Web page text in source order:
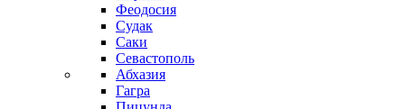
Феодосия
Судак
Саки
Севастополь
Абхазия
Гагра